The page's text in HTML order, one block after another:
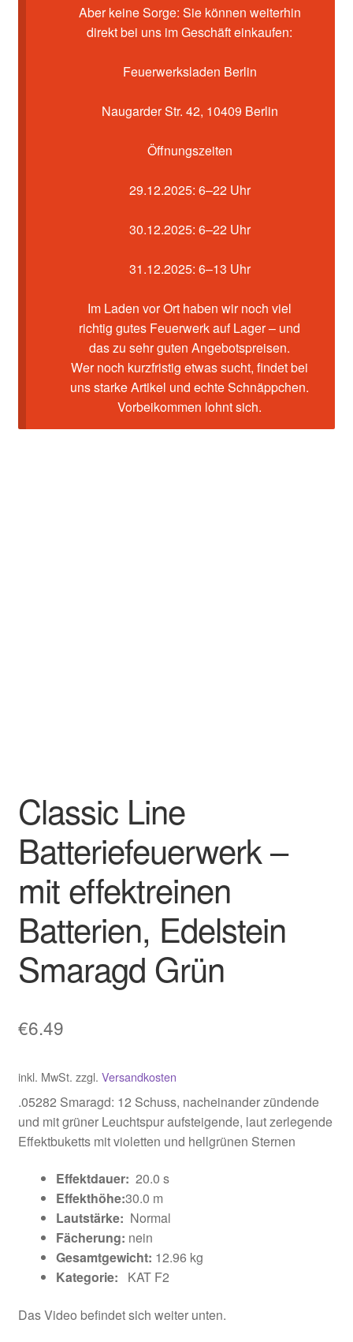
Aber keine Sorge: Sie können weiterhin
direkt bei uns im Geschäft einkaufen:
Feuerwerksladen Berlin
Naugarder Str. 42, 10409 Berlin
Öffnungszeiten
29.12.2025: 6–22 Uhr
30.12.2025: 6–22 Uhr
31.12.2025: 6–13 Uhr
Im Laden vor Ort haben wir noch viel
richtig gutes Feuerwerk auf Lager – und
das zu sehr guten Angebotspreisen.
Wer noch kurzfristig etwas sucht, findet bei
uns starke Artikel und echte Schnäppchen.
Vorbeikommen lohnt sich.
Classic Line
Batteriefeuerwerk –
mit effektreinen
Batterien, Edelstein
Smaragd Grün
€6.49
inkl. MwSt. zzgl. Versandkosten
.05282 Smaragd: 12 Schuss, nacheinander zündende
und mit grüner Leuchtspur aufsteigende, laut zerlegende
Effektbuketts mit violetten und hellgrünen Sternen
Effektdauer: 20.0 s
Effekthöhe:30.0 m
Lautstärke: Normal
Fächerung: nein
Gesamtgewicht: 12.96 kg
Kategorie:
KAT F2
Das Video befindet sich weiter unten.